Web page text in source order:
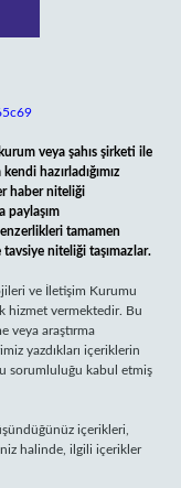
veya şahıs şirketi ile
hazırladığımız
haber niteliği
paylaşım
tamamen
niteliği taşımazlar.
ve İletişim Kurumu
hizmet vermektedir. Bu
veya araştırma
yazdıkları içeriklerin
sorumluluğu kabul etmiş
içerikleri,
halinde, ilgili içerikler